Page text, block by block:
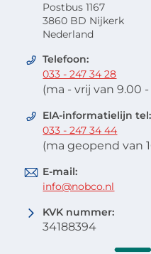
Postbus 1167
3860 BD Nijkerk
Nederland
Telefoon:
033 - 247 34 28
(ma - vrij van 9.00 -
EIA-informatielijn tel:
033 - 247 34 44
(ma geopend van
E-mail:
info@nobco.nl
KVK nummer:
34188394